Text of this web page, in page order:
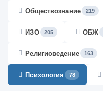
Обществознание 219
ИЗО 205 ОБЖ
Религиоведение 163
Психология 78